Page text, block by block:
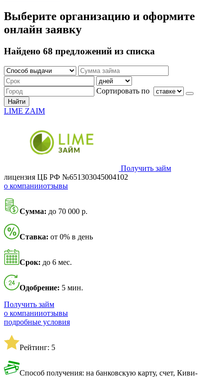
Выберите организацию и оформите
онлайн заявку
Найдено 68 предложений из списка
Сортировать по
Найти
LIME ZAIM
Получить займ
лицензия ЦБ РФ №651303045004102
о компанииотзывы
Сумма: до 70 000 р.
Ставка: от 0% в день
Срок: до 6 мес.
Одобрение: 5 мин.
Получить займ
о компанииотзывы
подробные условия
Рейтинг: 5
Способ получения: на банковскую карту, счет, Киви-